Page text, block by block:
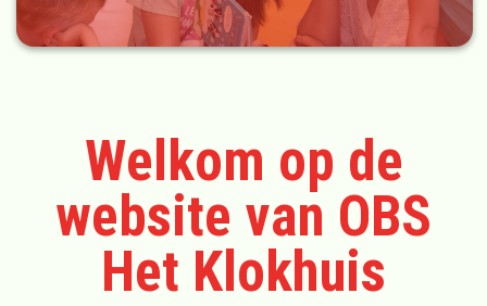
Welkom op de
website van OBS
Het Klokhuis